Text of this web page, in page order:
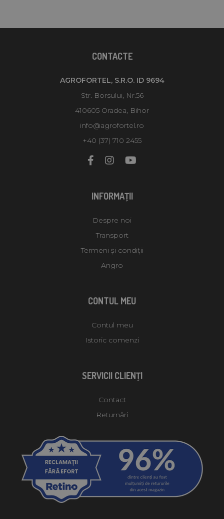
CONTACTE
AGROFORTEL, S.R.O. ID 9694
Str. Borsului, Nr.56
410605 Oradea, Bihor
info@agrofortel.ro
+40 (37) 710 2455
INFORMAŢII
Despre noi
Transport
Termeni și condiții
Angro
CONTUL MEU
Contul meu
Istoric comenzi
SERVICII CLIENŢI
Contact
Returnări